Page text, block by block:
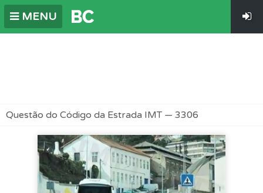
MENU
Questão do Código da Estrada IMT — 3306